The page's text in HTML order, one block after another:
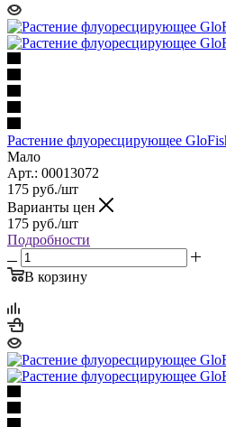
Растение флуоресцирующее
Мало
Арт.: 00013072
175 руб./шт
Варианты цен
175 руб./шт
Подробности
В корзину